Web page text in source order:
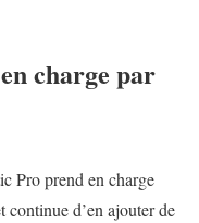
charge par
Pro prend en charge
continue d’en ajouter de